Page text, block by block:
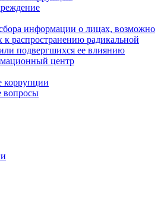
информации о лицах, возможно
к распространению радикальной
подвергшихся ее влиянию
центр
коррупции
вопросы